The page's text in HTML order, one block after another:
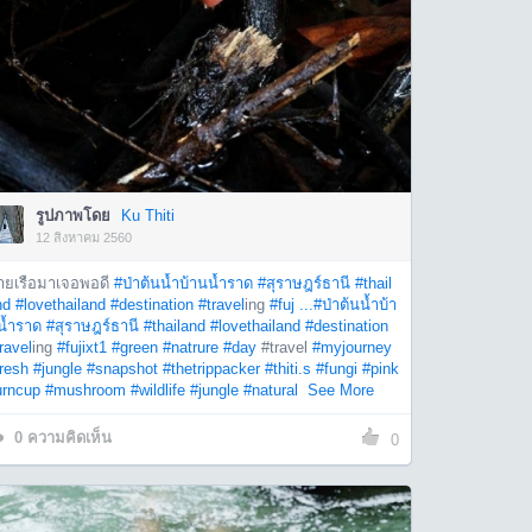
รูปภาพโดย Ku Thiti
12 สิงหาคม 2560
ยเรือมาเจอพอดี #ป่าต้นน้ำบ้านน้ำราด #สุราษฎร์ธานี #thail
#lovethailand #destination #travel ing #fuj ...#ป่าต้นน้ำบ้า
ำราด #สุราษฎร์ธานี #thailand #lovethailand #destination
ing #fujixt1 #green #natrure #day #travel #myjourney
#jungle #snapshot #thetrippacker #thiti.s #fungi #pink
#mushroom #wildlife #jungle #natural See More
0 ความคิดเห็น 0